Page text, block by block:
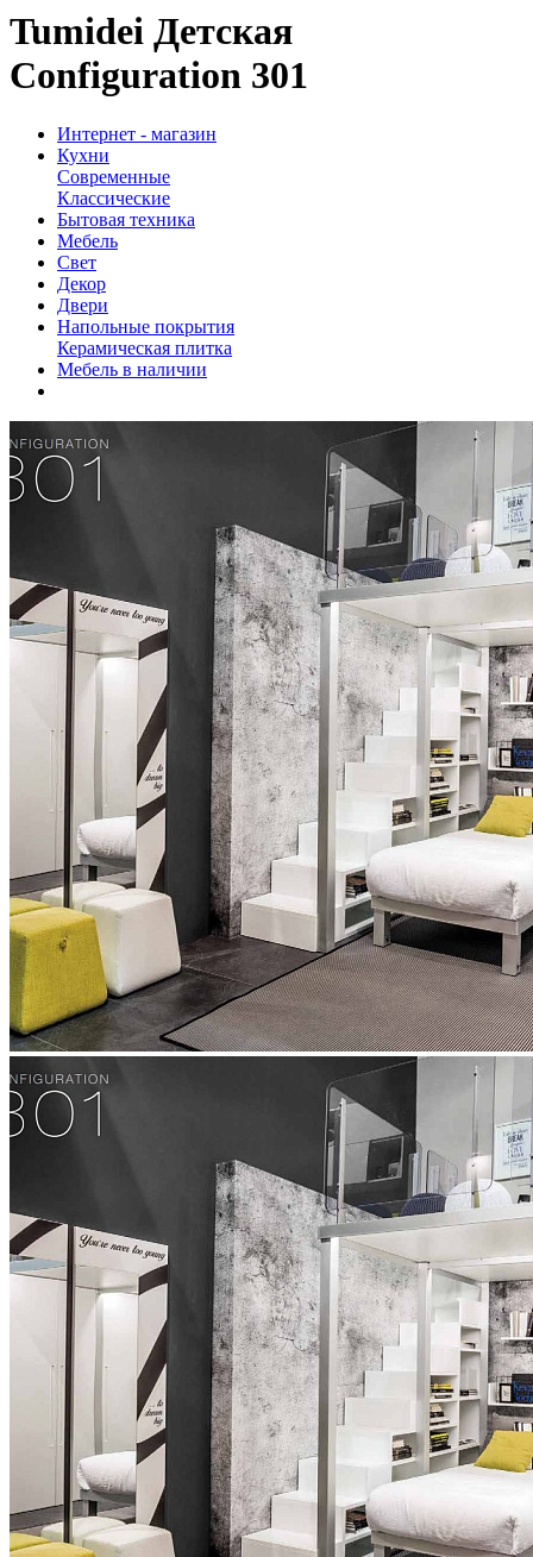
Tumidei Детская
Configuration 301
Интернет - магазин
Кухни
Современные
Классические
Бытовая техника
Мебель
Свет
Декор
Двери
Напольные покрытия
Керамическая плитка
Мебель в наличии